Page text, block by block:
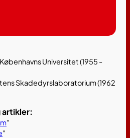
Universitet (1955 -
Skadedyrslaboratorium (1962
artikler:
"
"